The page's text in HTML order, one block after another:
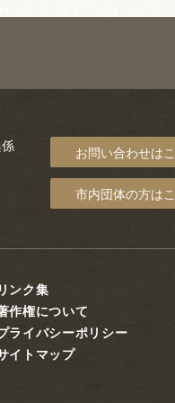
お問い合わせは
市内団体の方は
リンク集
作権について
ライバシーポリシー
イトマップ